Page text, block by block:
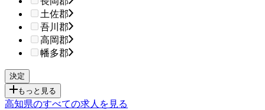
土佐郡
吾川郡
高岡郡
幡多郡
もっと見る
高知県のすべての求人を見る